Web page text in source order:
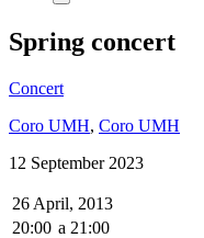
Spring concert
Concert
Coro UMH, Coro UMH
12 September 2023
26 April, 2013
20:00 a 21:00